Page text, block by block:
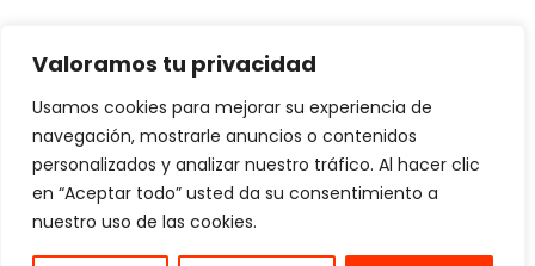
Valoramos tu privacidad
Usamos cookies para mejorar su experiencia de
navegación, mostrarle anuncios o contenidos
personalizados y analizar nuestro tráfico. Al hacer clic
en “Aceptar todo” usted da su consentimiento a
nuestro uso de las cookies.